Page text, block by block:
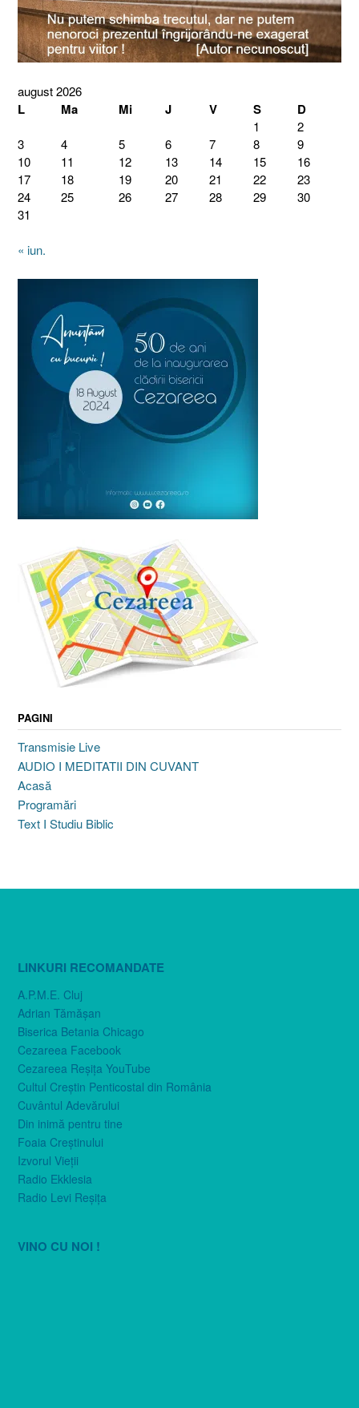
august 2026
L Ma Mi J V S D
1
2
3
4 5 6 7 8
9
10
11 12 13 14 15
16
17
18 19 20 21 22
23
24
25 26 27 28 29
30
31
« iun.
PAGINI
Transmisie Live
AUDIO I MEDITATII DIN CUVANT
Acasă
Programări
Text I Studiu Biblic
LINKURI RECOMANDATE
A.P.M.E. Cluj
Adrian Tămăşan
Biserica Betania Chicago
Cezareea Facebook
Cezareea Reşiţa YouTube
Cultul Creştin Penticostal din România
Cuvântul Adevărului
Din inimă pentru tine
Foaia Creştinului
Izvorul Vieţii
Radio Ekklesia
Radio Levi Reşiţa
VINO CU NOI !